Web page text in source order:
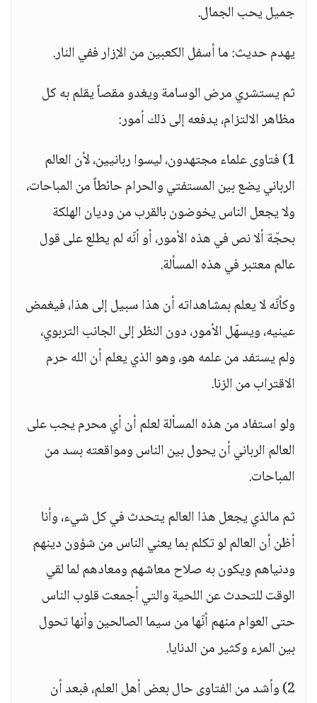
جميل يحب الجمال.
يهدم حديث: ما أسفل الكعبين من الإزار ففي النار.
ثم يستشري مرض الوسامة ويغدو مقصاً يقلم به كل
مظاهر الالتزام، يدفعه إلى ذلك أمور:
1) فتاوى علماء مجتهدون، ليسوا ربانيين، لأن العالم
الرباني يضع بين المستفتي والحرام حائطاً من المباحات،
ولا يجعل الناس يخوضون بالقرب من وديان الهلكة
بحجّة ألا نص في هذه الأمور، أو أنّه لم يطلع على قول
عالم معتبر في هذه المسألة.
وكأنّه لا يعلم بمشاهداته أن هذا سبيل إلى هذا، فيغمض
عينيه، ويسهّل الأمور، دون النظر إلى الجانب التربوي،
ولم يستفد من علمه هو، وهو الذي يعلم أن الله حرم
الاقتراب من الزنا.
ولو استفاد من هذه المسألة لعلم أن أي محرم يجب على
العالم الرباني أن يحول بين الناس ومواقعته بسد من
المباحات.
ثم مالذي يجعل هذا العالم يتحدث في كل شيء، وأنا
أظن أن العالم لو تكلم بما يعني الناس من شؤون دينهم
ودنياهم ويكون به صلاح معاشهم ومعادهم لما لقي
الوقت للتحدث عن اللحية والتي أجمعت قلوب الناس
حتى العوام منهم أنّها من سيما الصالحين وأنها تحول
بين المرء وكثير من الدنايا.
2) وأشد من الفتاوى حال بعض أهل العلم، فبعد أن